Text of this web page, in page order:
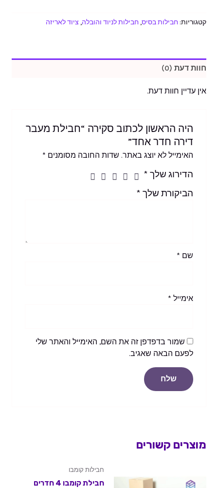
קטגוריות: חבילות בסיס, חבילות לניוד והובלה, ציוד לאריזה
חוות דעת (0)
אין עדיין חוות דעת.
היה הראשון לכתוב סקירה “חבילת מעבר
דירה חדר אחד”
האימייל לא יוצג באתר. שדות החובה מסומנים *
הדירוג שלך *
הביקורת שלך *
שם *
אימייל *
שמור בדפדפן זה את השם, האימייל והאתר שלי
לפעם הבאה שאגיב.
מוצרים קשורים
חבילות קומבו
חבילת קומבו 4 חדרים